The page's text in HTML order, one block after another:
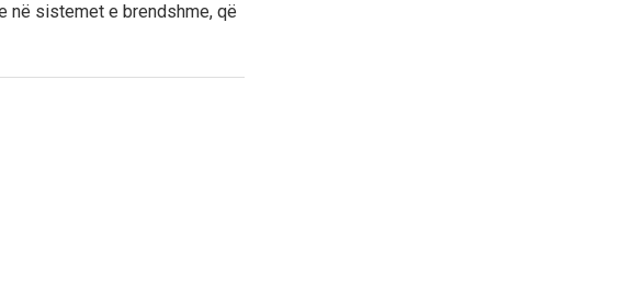
në sistemet e brendshme, që